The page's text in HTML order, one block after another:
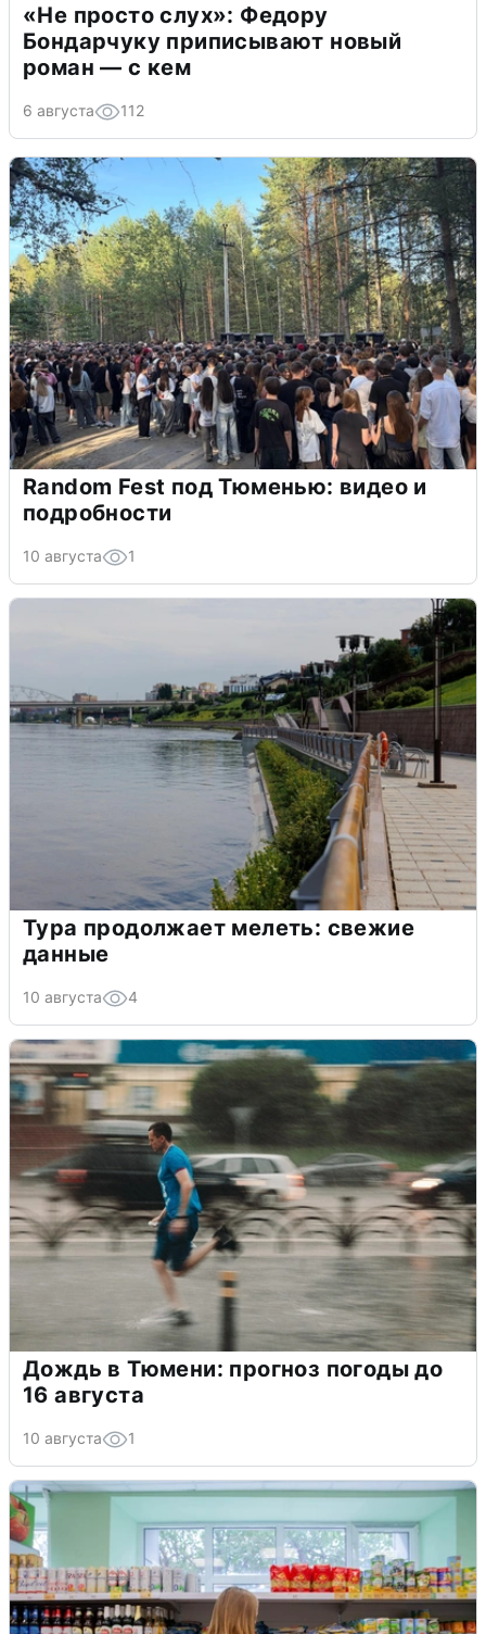
«Не просто слух»: Федору
Бондарчуку приписывают новый
роман — с кем
6 августа 112
Random Fest под Тюменью: видео и
подробности
10 августа 1
Тура продолжает мелеть: свежие
данные
10 августа 4
Дождь в Тюмени: прогноз погоды до
16 августа
10 августа 1